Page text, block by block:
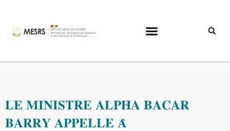
𝐋𝐄 𝐌𝐈𝐍𝐈𝐒𝐓𝐑𝐄 𝐀𝐋𝐏𝐇𝐀 𝐁𝐀𝐂𝐀𝐑
𝐁𝐀𝐑𝐑𝐘 𝐀𝐏𝐏𝐄𝐋𝐋𝐄 𝐀̀